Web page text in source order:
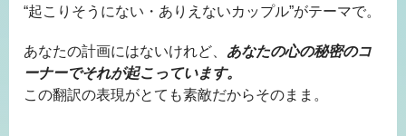
“起こりそうにない・ありえないカップル”がテーマで。
あなたの計画にはないけれど、 あなたの心の秘密のコ
ーナーでそれが起こっています。
この翻訳の表現がとても素敵だからそのまま。